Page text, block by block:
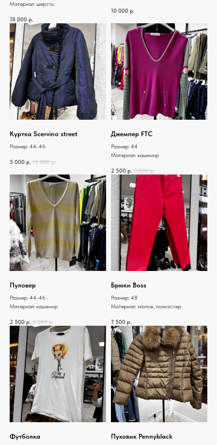
Материал: шерсть
18 000 р.
10 000 р.
Куртка Scervino street
Размер: 44-46
5 000 р. 12 000 р.
Джемпер FTC
Размер: 44
Материал: кашемир
2 500 р. 5 000 р.
Пуловер
Размер: 44-46
Материал: кашемир
2 500 р. 3 500 р.
Брюки Boss
Размер: 48
Материал: хлопок, полиэстер
7 500 р.
Футболка Пуховик Pennyblack